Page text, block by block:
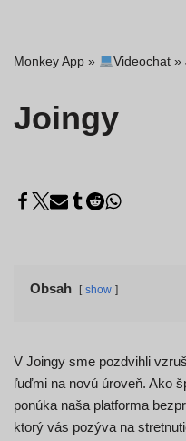
Monkey App » Videochat»
Joingy
Obsah show
V Joingy sme pozdvihli
ľuďmi na novú úroveň. Ako
ponúka naša platforma
ktorý vás pozýva na